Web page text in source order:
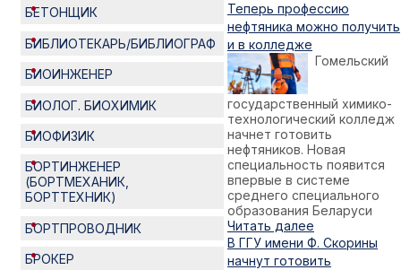
БЕТОНЩИК
БИБЛИОТЕКАРЬ/БИБЛИОГРАФ
БИОИНЖЕНЕР
БИОЛОГ. БИОХИМИК
БИОФИЗИК
БОРТИНЖЕНЕР
(БОРТМЕХАНИК,
БОРТТЕХНИК)
БОРТПРОВОДНИК
БРОКЕР
Теперь профессию
нефтяника можно получить
и в колледже
Гомельский
государственный химико-
технологический колледж
начнет готовить
нефтяников. Новая
специальность появится
впервые в системе
среднего специального
образования Беларуси
Читать далее
В ГГУ имени Ф. Скорины
начнут готовить